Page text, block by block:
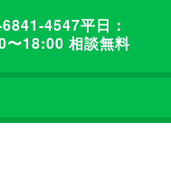
4547平日：
〜18:00 相談無料